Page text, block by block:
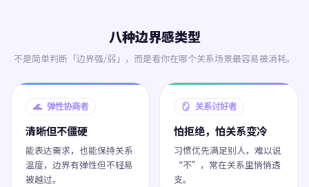
八种边界感类型
不是简单判断「边界强/弱」，而是看你在哪个关系场景最容易被消耗。
🌊 弹性协商者
清晰但不僵硬
能表达需求，也能保持关系
温度，边界有弹性但不轻易
被越过。
🪞 关系讨好者
怕拒绝，怕关系变冷
习惯优先满足别人，难以说
“不”，常在关系里悄悄透
支。